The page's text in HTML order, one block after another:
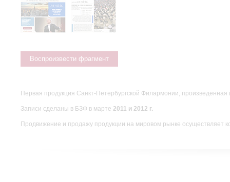
Воспроизвести фрагмент
Первая продукция Санкт-Петербургской Филармонии,
Записи сделаны в БЗФ в марте 2011 и 2012 г.
Продвижение и продажу продукции на мировом рынке осуществляет